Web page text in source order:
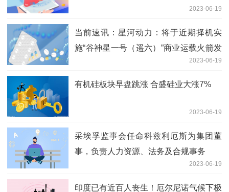
2023-06-19
当前速讯：星河动力：将于近期择机实
施“谷神星一号（遥六）”商业运载火箭发
2023-06-19
有机硅板块早盘跳涨 合盛硅业大涨7%
2023-06-19
采埃孚监事会任命科兹利厄斯为集团董
事，负责人力资源、法务及合规事务
2023-06-19
印度已有近百人丧生！厄尔尼诺气候下极